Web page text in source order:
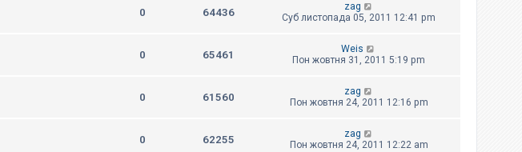
0 64436
zag
Суб листопада 05, 2011 12:41 pm
0 65461
Weis
Пон жовтня 31, 2011 5:19 pm
0 61560
zag
Пон жовтня 24, 2011 12:16 pm
0 62255
zag
Пон жовтня 24, 2011 12:22 am